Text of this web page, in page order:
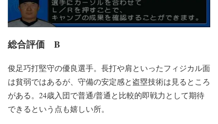
総合評価 B
俊足巧打堅守の優良選手。長打や肩といったフィジカル面
は貧弱ではあるが、守備の安定感と盗塁技術は見るところ
がある。24歳入団で普通/普通と比較的即戦力として期待
できるという点も嬉しい所。